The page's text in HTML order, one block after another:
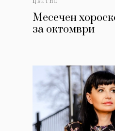
ЦВЕТНО
Месечен
за oктомври